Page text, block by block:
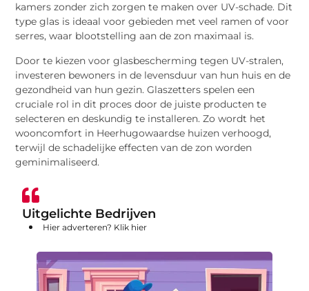
kamers zonder zich zorgen te maken over UV-schade. Dit
type glas is ideaal voor gebieden met veel ramen of voor
serres, waar blootstelling aan de zon maximaal is.
Door te kiezen voor glasbescherming tegen UV-stralen,
investeren bewoners in de levensduur van hun huis en de
gezondheid van hun gezin. Glaszetters spelen een
cruciale rol in dit proces door de juiste producten te
selecteren en deskundig te installeren. Zo wordt het
wooncomfort in Heerhugowaardse huizen verhoogd,
terwijl de schadelijke effecten van de zon worden
geminimaliseerd.
Uitgelichte Bedrijven
Hier adverteren? Klik hier